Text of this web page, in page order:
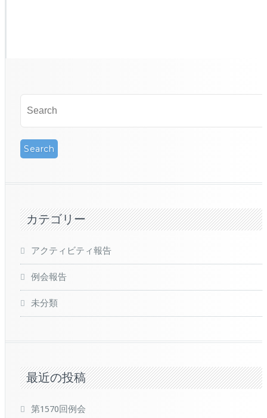
カテゴリー
アクティビティ報告
例会報告
未分類
最近の投稿
第1570回例会